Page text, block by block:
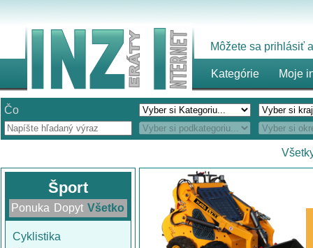
Môžete sa prihlásiť
Kategórie Moje
Čo
Šport
Ponuka Dopyt Všetko
Cyklistika